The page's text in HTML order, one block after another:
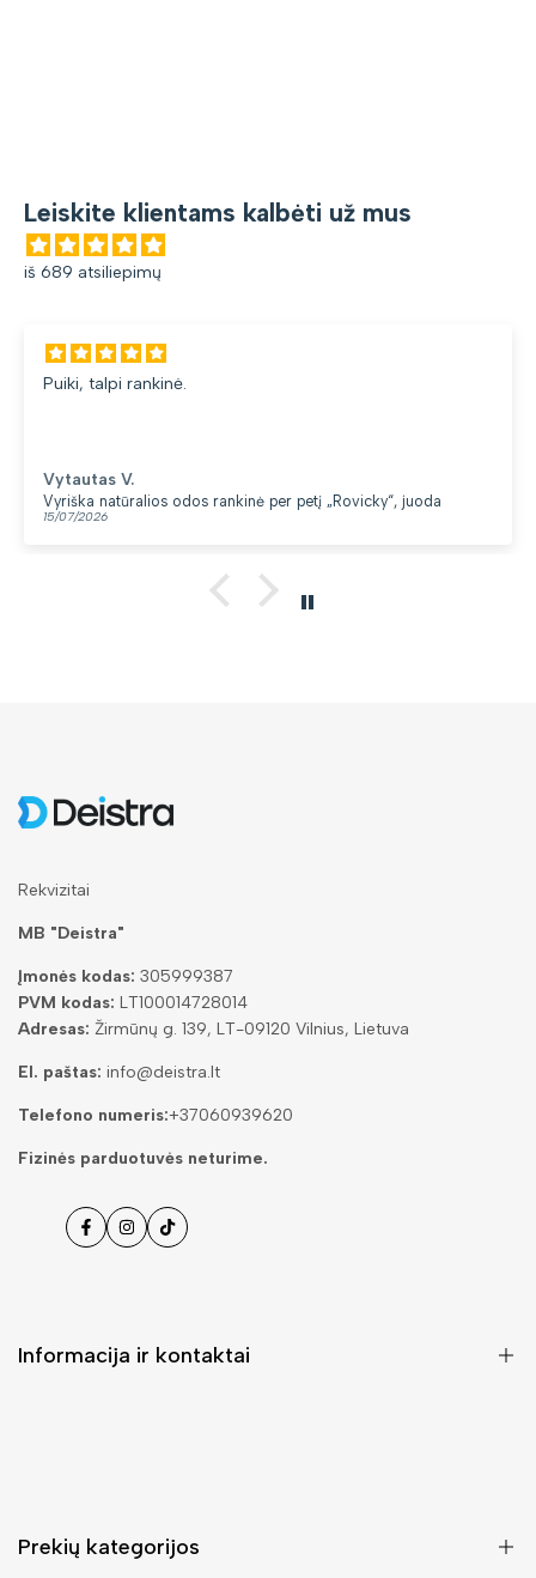
Leiskite klientams kalbėti už mus
iš 689 atsiliepimų
per petį „Rovicky“, juoda Kuprinė moterims Peterson,
Rekvizitai
MB "Deistra"
Įmonės kodas: 305999387
PVM kodas: LT100014728014
Adresas: Žirmūnų g. 139, LT-09120 Vilnius, Lietuva
El. paštas: info@deistra.lt
Telefono numeris:+37060939620
Fizinės parduotuvės neturime.
FacebookInstagramas
Tiktok
Informacija ir kontaktai
Prekių kategorijos